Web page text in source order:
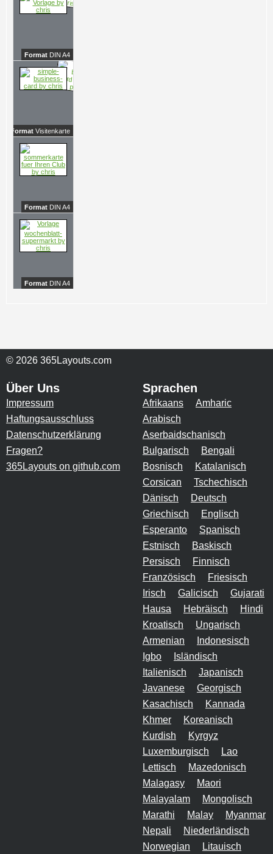
Format DIN A4
Format Visitenkarte
Format DIN A4
Format DIN A4
© 2026 365Layouts.com
Über Uns
Impressum
Haftungsausschluss
Datenschutzerklärung
Fragen?
365Layouts on github.com
Sprachen
Afrikaans
Amharic
Arabisch
Aserbaidschanisch
Bulgarisch
Bengali
Bosnisch
Katalanisch
Corsican
Tschechisch
Dänisch
Deutsch
Griechisch
Englisch
Esperanto
Spanisch
Estnisch
Baskisch
Persisch
Finnisch
Französisch
Friesisch
Irisch
Galicisch
Gujarati
Hausa
Hebräisch
Hindi
Kroatisch
Ungarisch
Armenian
Indonesisch
Igbo
Isländisch
Italienisch
Japanisch
Javanese
Georgisch
Kasachisch
Kannada
Khmer
Koreanisch
Kurdish
Kyrgyz
Luxemburgisch
Lao
Lettisch
Mazedonisch
Malagasy
Maori
Malayalam
Mongolisch
Marathi
Malay
Myanmar
Nepali
Niederländisch
Norwegian
Litauisch